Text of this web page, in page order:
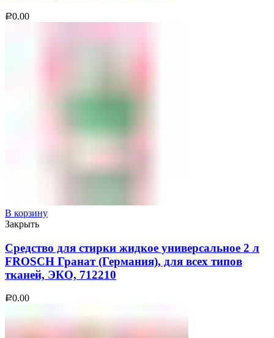
Р0.00
В корзину
Закрыть
Средство для стирки жидкое универсальное 2 л
FROSCH Гранат (Германия), для всех типов
тканей, ЭКО, 712210
Р0.00